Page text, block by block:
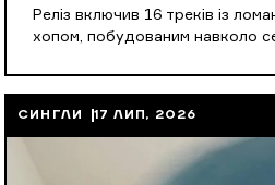
Реліз включив 16 треків із
хопом, побудованим навколо
СИНГЛИ 17 ЛИП, 2026